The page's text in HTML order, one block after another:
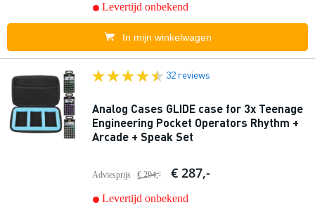
Levertijd onbekend
In mijn winkelwagen
32 reviews
Analog Cases GLIDE case for 3x Teenage
Engineering Pocket Operators Rhythm +
Arcade + Speak Set
Adviesprijs € 294,- € 287,-
Levertijd onbekend